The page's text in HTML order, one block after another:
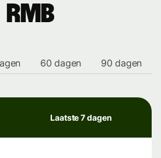
rmb
60 dagen 90 dagen
Laatste 7 dagen